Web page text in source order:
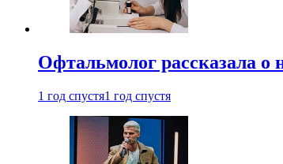
Офтальмолог рассказала о
1 год спустя1 год спустя